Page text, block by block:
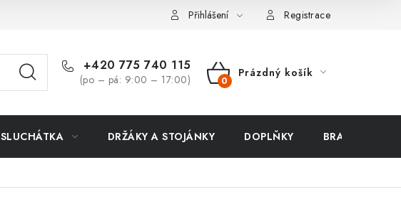
Vrácení zboží a reklamace Přihlášení Registrace
+420 775 740 115
(po – pá: 9:00 – 17:00)
NÁKUPNÍ
Prázdný košík
SLUCHÁTKA DRŽÁKY A STOJÁNKY DOPLŇKY BRAŠNY NA